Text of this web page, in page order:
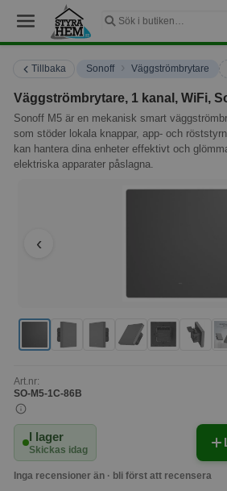
Tillbaka Sonoff › Väggströmbrytare
Väggströmbrytare, 1 kanal, WiFi,
Sonoff M5 är en mekanisk smart
som stöder lokala knappar, app- och
kan hantera dina enheter effektivt och
elektriska apparater påslagna.
Art.nr:
SO-M5-1C-86B
I lager
Skickas idag
Inga recensioner än · bli först att recensera